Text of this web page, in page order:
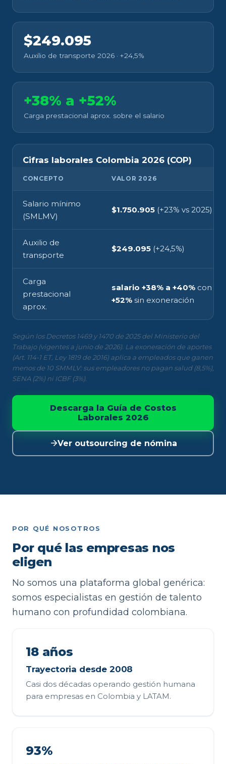
$249.095
Auxilio de transporte 2026 · +24,5%
+38% a +52%
Carga prestacional aprox. sobre el salario
Cifras laborales Colombia 2026 (COP)
CONCEPTO VALOR 2026
Salario mínimo
(SMLMV)
$1.750.905 (+23% vs 2025)
Auxilio de
transporte
$249.095 (+24,5%)
Carga
prestacional
aprox.
salario +38% a +40% con
+52% sin exoneración
Según los Decretos 1469 y 1470 de 2025 del Ministerio del
Trabajo (vigentes a junio de 2026). La exoneración de aportes
(Art. 114-1 ET, Ley 1819 de 2016) aplica a empleados que ganen
menos de 10 SMMLV: sus empleadores no pagan salud (8,5%),
SENA (2%) ni ICBF (3%).
Descarga la Guía de Costos
Laborales 2026
Ver outsourcing de nómina
POR QUÉ NOSOTROS
Por qué las empresas nos
eligen
No somos una plataforma global genérica:
somos especialistas en gestión de talento
humano con profundidad colombiana.
18 años
Trayectoria desde 2008
Casi dos décadas operando gestión humana
para empresas en Colombia y LATAM.
93%